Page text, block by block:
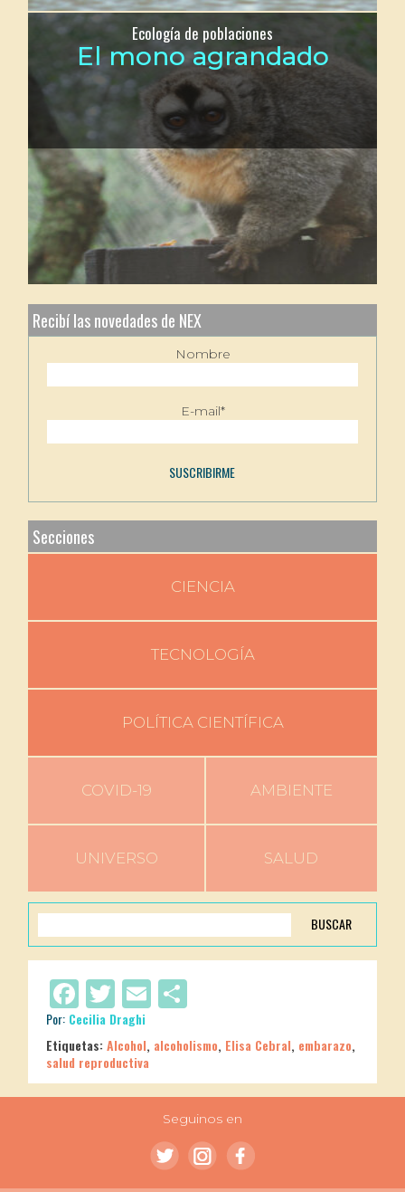
Ecología de poblaciones
El mono agrandado
Recibí las novedades de NEX
Nombre
E-mail*
Secciones
CIENCIA
TECNOLOGÍA
POLÍTICA CIENTÍFICA
COVID-19 AMBIENTE
UNIVERSO SALUD
BUSCAR
Facebook
Twitter
Email
Por: Cecilia Draghi
Etiquetas:Alcohol, alcoholismo, Elisa Cebral, embarazo,
salud reproductiva
Seguinos en